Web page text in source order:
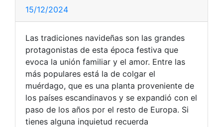
15/12/2024
Las tradiciones navideñas son las grandes
protagonistas de esta época festiva que
evoca la unión familiar y el amor. Entre las
más populares está la de colgar el
muérdago, que es una planta proveniente de
los países escandinavos y se expandió con el
paso de los años por el resto de Europa. Si
tienes alguna inquietud recuerda